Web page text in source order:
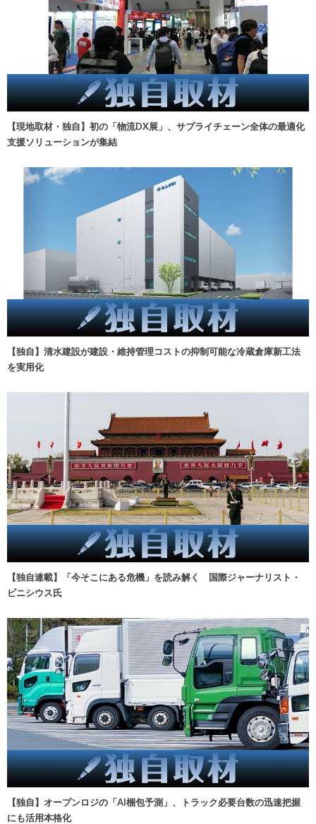
【現地取材・独自】初の「物流DX展」、サプライチェーン全体の最適化
支援ソリューションが集結
【独自】清水建設が建設・維持管理コストの抑制可能な冷蔵倉庫新工法
を実用化
【独自連載】「今そこにある危機」を読み解く 国際ジャーナリスト・
ビニシウス氏
【独自】オープンロジの「AI梱包予測」、トラック必要台数の迅速把握
にも活用本格化